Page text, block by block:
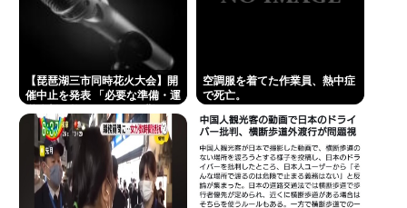
すく放映してしまうwww
あのちゃんさん、完全に許される 何で燃えたか忘れ
るほど許されてしまう
愛知県最強のスーパー、満場一致で決まる
ジャンポケ斎藤、懲役7年求刑の翌週にバームクーヘ
ン手渡し販売、反省の色なしとX民に批判される
マチアプ女と会ってきたんやが職業詐称して病気も
【琵琶湖三市同時花火大会】開
催中止を発表 「必要な準備・運
22日の開催予定…3市は関与否
空調服を着てた作業員、熱中症
で死亡。